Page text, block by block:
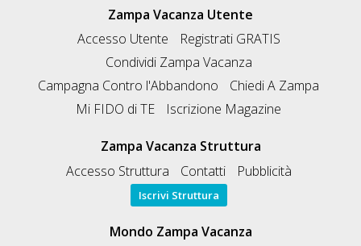
Zampa Vacanza Utente
Accesso Utente
Registrati GRATIS
Condividi Zampa Vacanza
Campagna Contro l'Abbandono
Chiedi A Zampa
Mi FIDO di TE
Iscrizione Magazine
Zampa Vacanza Struttura
Accesso Struttura
Contatti Pubblicità
Iscrivi Struttura
Mondo Zampa Vacanza